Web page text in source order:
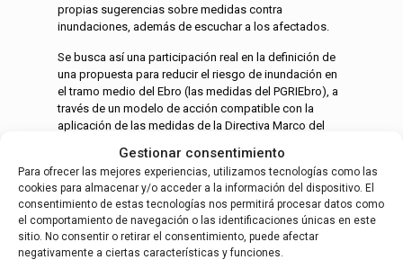
Gestionar consentimiento
Para ofrecer las mejores experiencias, utilizamos tecnologías como las
cookies para almacenar y/o acceder a la información del dispositivo. El
consentimiento de estas tecnologías nos permitirá procesar datos como
el comportamiento de navegación o las identificaciones únicas en este
sitio. No consentir o retirar el consentimiento, puede afectar
negativamente a ciertas características y funciones.
propias sugerencias sobre medidas contra
inundaciones, además de escuchar a los afectados.
Se busca así una participación real en la definición de
una propuesta para reducir el riesgo de inundación en
el tramo medio del Ebro (las medidas del PGRIEbro), a
través de un modelo de acción compatible con la
aplicación de las medidas de la Directiva Marco del
Alfaro_3583